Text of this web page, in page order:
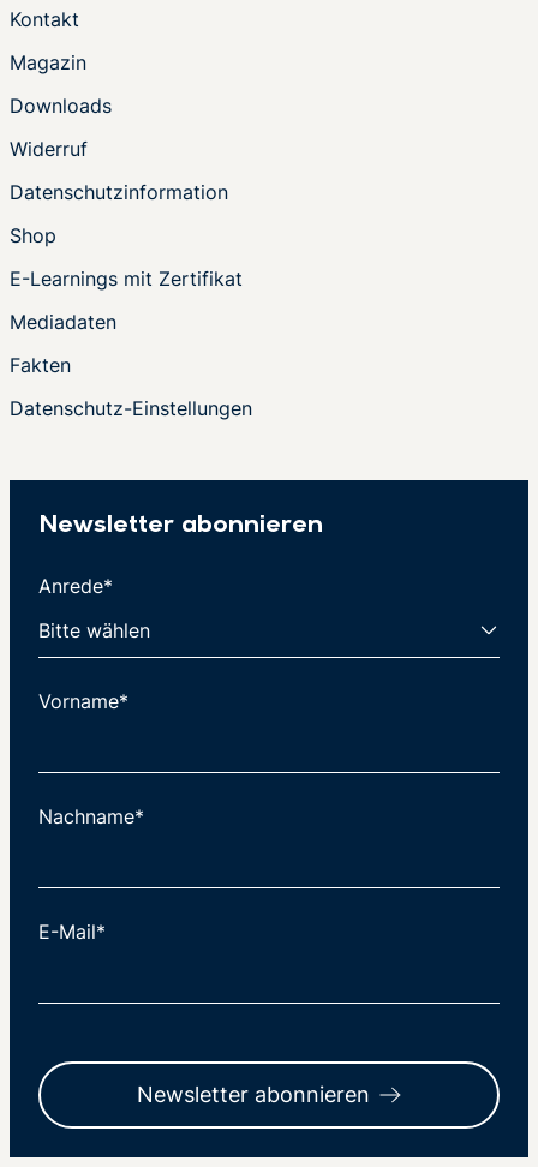
Kontakt
Magazin
Downloads
Widerruf
Datenschutzinformation
Shop
E-Learnings mit Zertifikat
Mediadaten
Fakten
Datenschutz-Einstellungen
Newsletter abonnieren
Anrede*
Vorname*
Nachname*
E-Mail*
Newsletter abonnieren